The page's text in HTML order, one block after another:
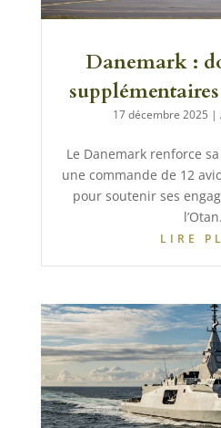
Danemark :
17 décembre 2025 |
Le Danemark renforce
une commande de 12
pour soutenir ses
l’Otan.
LIRE